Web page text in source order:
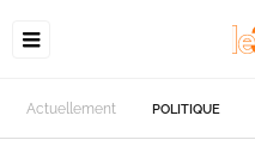
Actuellement POLITIQUE